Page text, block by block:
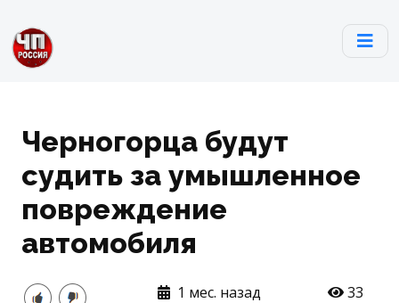
Черногорца будут
судить за умышленное
повреждение
автомобиля
1 мес. назад 33